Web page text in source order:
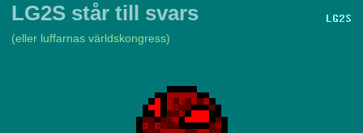
LG2S
LG2S står till svars
(eller luffarnas världskongress)